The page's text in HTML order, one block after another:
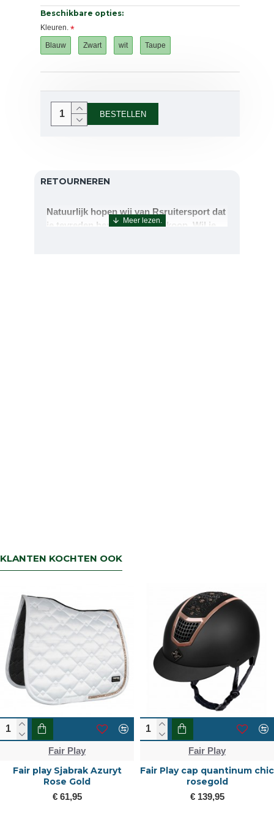
Beschikbare opties:
Kleuren.
Blauw Zwart wit Taupe
BESTELLEN
RETOURNEREN
Natuurlijk hopen wij van Rsruitersport dat
je tevreden bent met uw aankoop. Wil je
KLANTEN KOCHTEN OOK
Fair Play
Fair play Sjabrak Azuryt
Rose Gold
€ 61,95
Fair Play
Fair Play cap quantinum chic
rosegold
€ 139,95